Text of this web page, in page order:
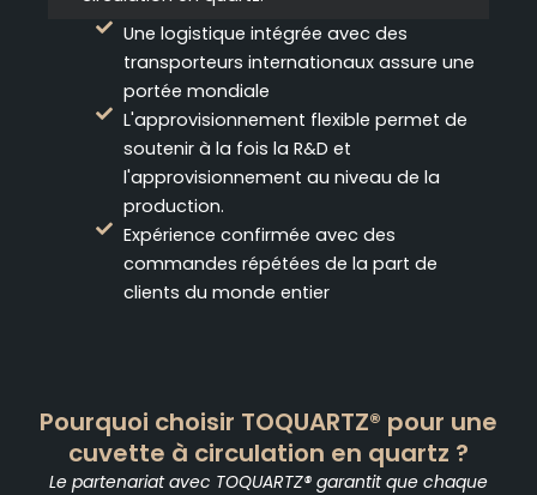
Une logistique intégrée avec des
transporteurs internationaux assure une
portée mondiale
L'approvisionnement flexible permet de
soutenir à la fois la R&D et
l'approvisionnement au niveau de la
production.
Expérience confirmée avec des
commandes répétées de la part de
clients du monde entier
Pourquoi choisir TOQUARTZ® pour une
cuvette à circulation en quartz ?
Le partenariat avec TOQUARTZ® garantit que chaque